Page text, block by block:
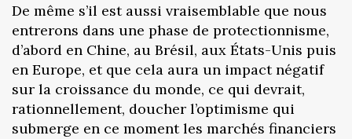
De même s’il est aussi vraisemblable que nous
entrerons dans une phase de protectionnisme,
d’abord en Chine, au Brésil, aux États-Unis puis
en Europe, et que cela aura un impact négatif
sur la croissance du monde, ce qui devrait,
rationnellement, doucher l’optimisme qui
submerge en ce moment les marchés financiers